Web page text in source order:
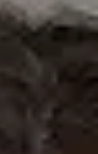
nacionales.
Global Health